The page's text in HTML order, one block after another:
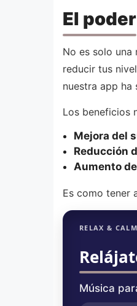
El
No es solo una
reducir tus
nuestra app
Los beneficios
Mejora del
Reducción
Aumento
Es como tener
RELAX &
Música